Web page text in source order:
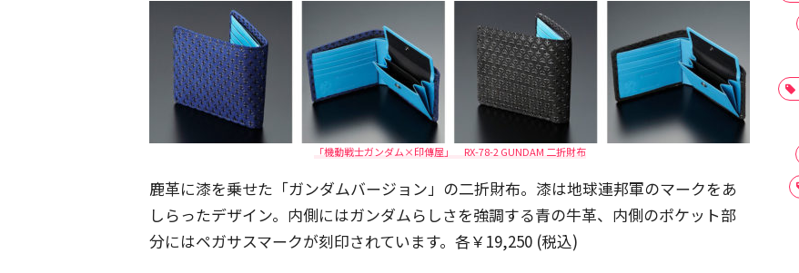
「機動戦士ガンダム×印傳屋」 RX-78-2 GUNDAM 二折財布
鹿革に漆を乗せた「ガンダムバージョン」の二折財布。漆は地球連邦軍のマークをあ
しらったデザイン。内側にはガンダムらしさを強調する青の牛革、内側のポケット部
分にはペガサスマークが刻印されています。各￥19,250 (税込)